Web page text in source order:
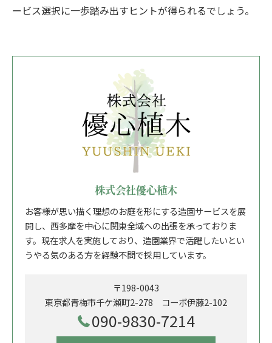
ービス選択に一歩踏み出すヒントが得られるでしょう。
株式会社優心植木
お客様が思い描く理想のお庭を形にする造園サービスを展
開し、西多摩を中心に関東全域への出張を承っておりま
す。現在求人を実施しており、造園業界で活躍したいとい
うやる気のある方を経験不問で採用しています。
〒198-0043
東京都青梅市千ケ瀬町2-278 コーポ伊藤2-102
090-9830-7214